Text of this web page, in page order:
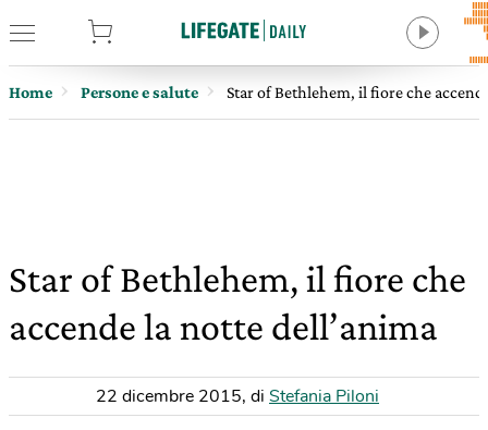
Home Persone e salute Star of Bethlehem, il fiore che
Star of Bethlehem, il fiore che
accende la notte dell’anima
22 dicembre 2015, di Stefania Piloni